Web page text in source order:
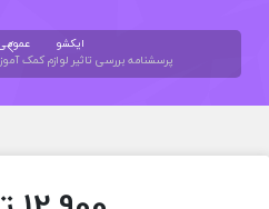
ایکشو
پرسشنامه بررسی تاثیر لوازم کمک